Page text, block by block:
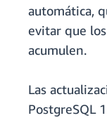
automática,
evitar que
acumulen.
Las
PostgreSQL